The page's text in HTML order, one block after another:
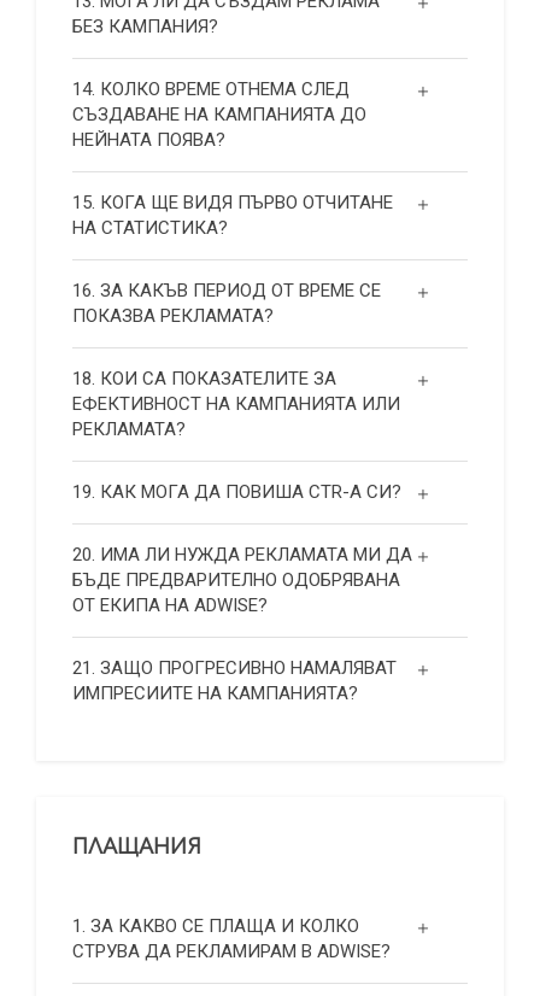
БЕЗ КАМПАНИЯ?
14. КОЛКО ВРЕМЕ ОТНЕМА СЛЕД
СЪЗДАВАНЕ НА КАМПАНИЯТА ДО
НЕЙНАТА ПОЯВА?
15. КОГА ЩЕ ВИДЯ ПЪРВО ОТЧИТАНЕ
НА СТАТИСТИКА?
16. ЗА КАКЪВ ПЕРИОД ОТ ВРЕМЕ СЕ
ПОКАЗВА РЕКЛАМАТА?
18. КОИ СА ПОКАЗАТЕЛИТЕ ЗА
ЕФЕКТИВНОСТ НА КАМПАНИЯТА ИЛИ
РЕКЛАМАТА?
19. КАК МОГА ДА ПОВИША СТR-А СИ?
20. ИМА ЛИ НУЖДА РЕКЛАМАТА МИ ДА
БЪДЕ ПРЕДВАРИТЕЛНО ОДОБРЯВАНА
ОТ ЕКИПА НА ADWISE?
21. ЗАЩО ПРОГРЕСИВНО НАМАЛЯВАТ
ИМПРЕСИИТЕ НА КАМПАНИЯТА?
ПЛАЩАНИЯ
1. ЗА КАКВО СЕ ПЛАЩА И КОЛКО
СТРУВА ДА РЕКЛАМИРАМ В ADWISE?